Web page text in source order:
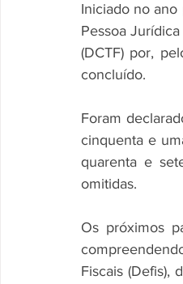
Iniciado no ano
Pessoa
(DCTF) por,
concluído.
Foram
cinquenta e
quarenta e
omitidas.
Os próximos
Fiscais (Defis),